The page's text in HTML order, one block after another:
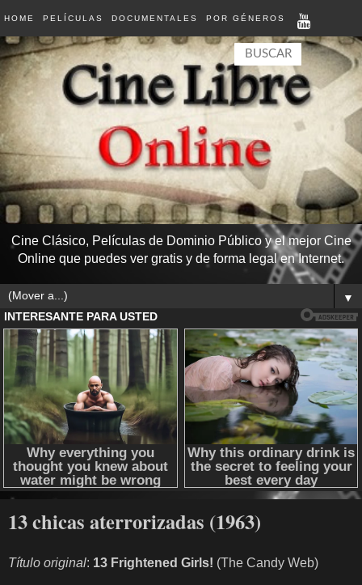
HOME PELÍCULAS DOCUMENTALES POR GÉNEROS
Cine Clásico, Películas de Dominio Público y el mejor Cine
Online que puedes ver gratis y de forma legal en Internet.
▼
13 chicas aterrorizadas (1963)
Título original: 13 Frightened Girls! (The Candy Web)